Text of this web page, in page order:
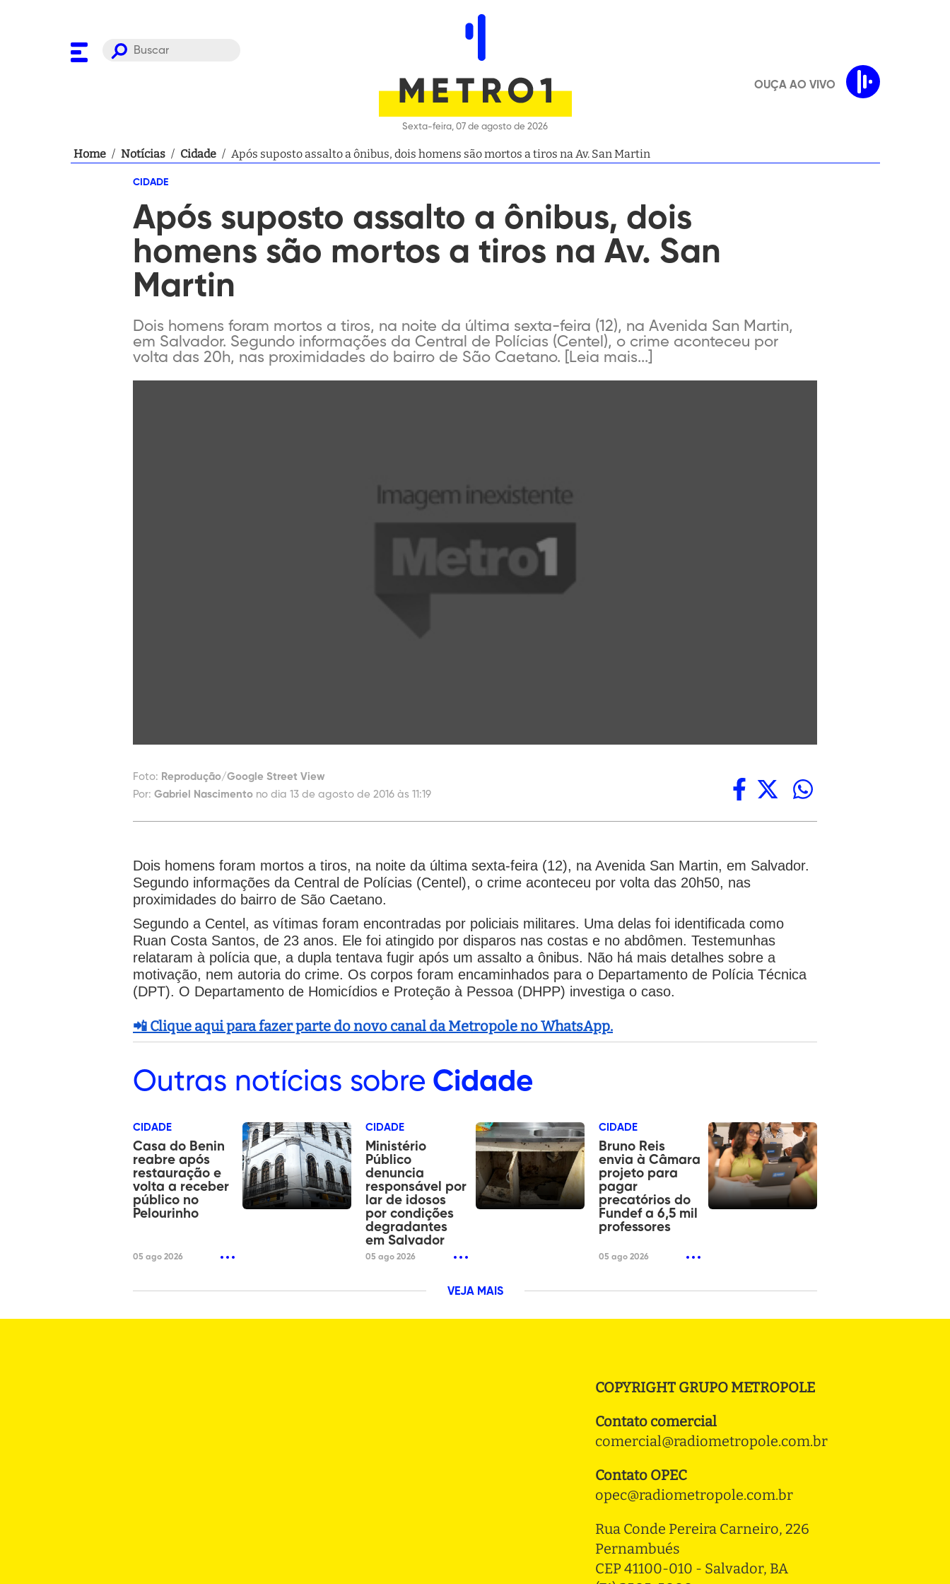
Sexta-feira, 07 de agosto de 2026
OUÇA AO VIVO
Home / Notícias / Cidade / Após suposto assalto a ônibus, dois homens são mortos a tiros na Av. San Martin
CIDADE
Após suposto assalto a ônibus, dois
homens são mortos a tiros na Av. San
Martin
Dois homens foram mortos a tiros, na noite da última sexta-feira (12), na Avenida San Martin,
em Salvador. Segundo informações da Central de Polícias (Centel), o crime aconteceu por
volta das 20h, nas proximidades do bairro de São Caetano. [Leia mais...]
Foto: Reprodução/Google Street View
Por: Gabriel Nascimento no dia 13 de agosto de 2016 às 11:19
Dois homens foram mortos a tiros, na noite da última sexta-feira (12), na Avenida San Martin, em Salvador.
Segundo informações da Central de Polícias (Centel), o crime aconteceu por volta das 20h50, nas
proximidades do bairro de São Caetano.
Segundo a Centel, as vítimas foram encontradas por policiais militares. Uma delas foi identificada como
Ruan Costa Santos, de 23 anos. Ele foi atingido por disparos nas costas e no abdômen. Testemunhas
relataram à polícia que, a dupla tentava fugir após um assalto a ônibus. Não há mais detalhes sobre a
motivação, nem autoria do crime. Os corpos foram encaminhados para o Departamento de Polícia Técnica
(DPT). O Departamento de Homicídios e Proteção à Pessoa (DHPP) investiga o caso.
📲 Clique aqui para fazer parte do novo canal da Metropole no WhatsApp.
Outras notícias sobre Cidade
CIDADE
Casa do Benin
reabre após
restauração e
volta a receber
público no
Pelourinho
05 ago 2026
CIDADE
Ministério
Público
denuncia
responsável por
lar de idosos
por condições
degradantes
em Salvador
05 ago 2026
CIDADE
Bruno Reis
envia à Câmara
projeto para
pagar
precatórios do
Fundef a 6,5 mil
professores
05 ago 2026
VEJA MAIS
COPYRIGHT GRUPO METROPOLE
Contato comercial
comercial@radiometropole.com.br
Contato OPEC
opec@radiometropole.com.br
Rua Conde Pereira Carneiro, 226
Pernambués
CEP 41100-010 - Salvador, BA